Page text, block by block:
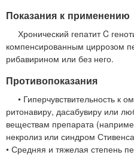
Показания к применению
Хронический гепатит C
компенсированным циррозом
рибавирином или без него.
Противопоказания
• Гиперчувствительность к
ритонавиру, дасабувиру или
веществам препарата
некролиз или синдром
• Средняя и тяжелая степень